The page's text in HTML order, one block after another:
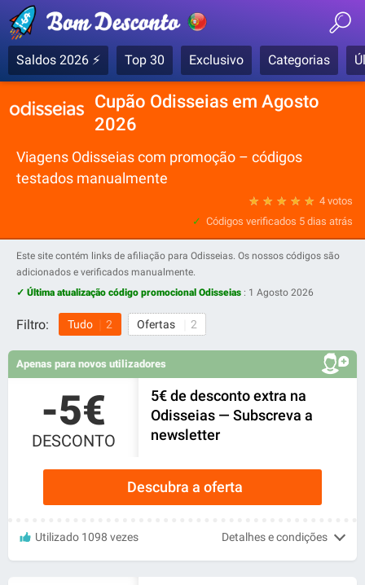
Saldos 2026 ⚡ Top 30 Exclusivo Categorias
Cupão Odisseias em Agosto
2026
Viagens Odisseias com promoção – códigos
testados manualmente
4 votos
★
★
★
★
★
Códigos verificados 5 dias atrás
Este site contém links de afiliação para Odisseias. Os nossos códigos são
adicionados e verificados manualmente.
✓ Última atualização código promocional Odisseias : 1 Agosto 2026
Filtro: Tudo 2 Ofertas 2
Apenas para novos utilizadores
-5€
DESCONTO
5€ de desconto extra na
Odisseias — Subscreva a
newsletter
Descubra a oferta
Utilizado 1098 vezes Detalhes e condições